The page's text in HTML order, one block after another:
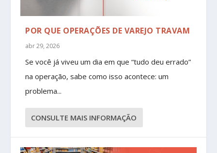
POR QUE OPERAÇÕES DE VAREJO TRAVAM
abr 29, 2026
Se você já viveu um dia em que “tudo deu errado”
na operação, sabe como isso acontece: um
problema...
CONSULTE MAIS INFORMAÇÃO